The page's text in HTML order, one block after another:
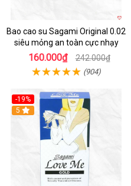
Bao cao su Sagami Original 0.02
siêu mỏng an toàn cực nhạy
160.000₫ 242.000₫
(904)
-19%
5